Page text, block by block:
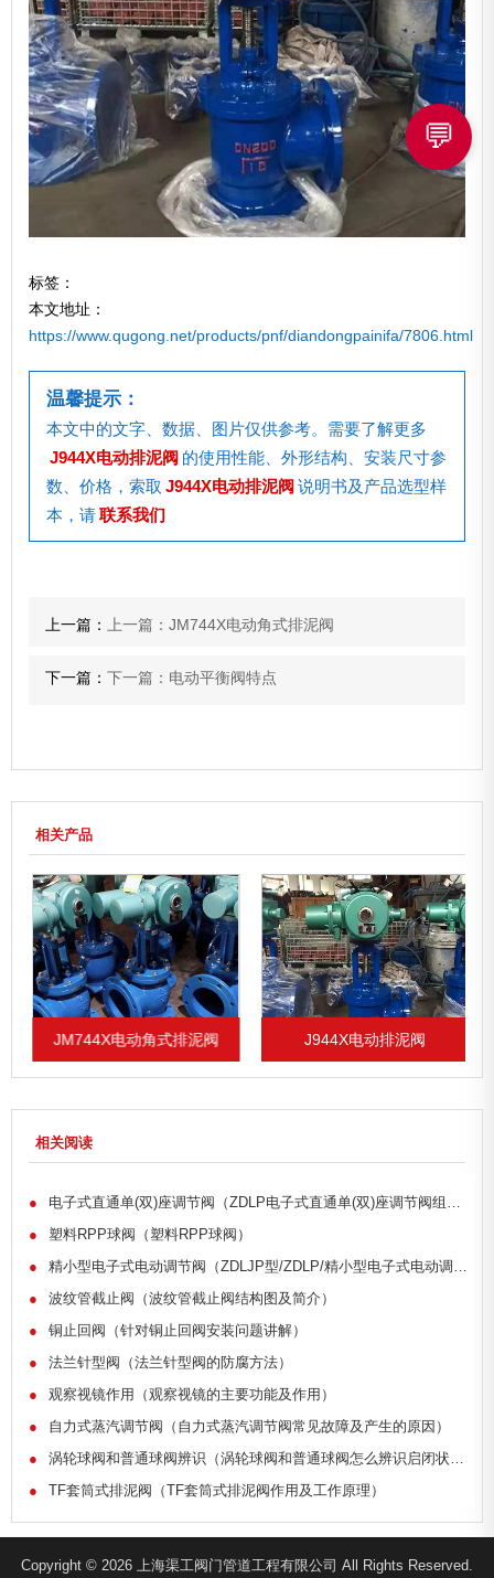
标签：
本文地址：
https://www.qugong.net/products/pnf/diandongpainifa/7806.html
温馨提示：
本文中的文字、数据、图片仅供参考。需要了解更多
J944X电动排泥阀 的使用性能、外形结构、安装尺寸参
数、价格，索取 J944X电动排泥阀 说明书及产品选型样
本，请联系我们
上一篇： 上一篇：JM744X电动角式排泥阀
下一篇：下一篇：电动平衡阀特点
相关产品
JM744X电动角式排泥阀 J944X电动排泥阀
相关阅读
●
电子式直通单(双)座调节阀（ZDLP电子式直通单(双)座调节阀组成部分）
●
塑料RPP球阀（塑料RPP球阀）
●
精小型电子式电动调节阀（ZDLJP型/ZDLP/精小型电子式电动调节阀的原理）
●
波纹管截止阀（波纹管截止阀结构图及简介）
●
铜止回阀（针对铜止回阀安装问题讲解）
●
法兰针型阀（法兰针型阀的防腐方法）
●
观察视镜作用（观察视镜的主要功能及作用）
●
自力式蒸汽调节阀（自力式蒸汽调节阀常见故障及产生的原因）
●
涡轮球阀和普通球阀辨识（涡轮球阀和普通球阀怎么辨识启闭状态）
●
TF套筒式排泥阀（TF套筒式排泥阀作用及工作原理）
Copyright © 2026 上海渠工阀门管道工程有限公司 All Rights Reserved.
💬